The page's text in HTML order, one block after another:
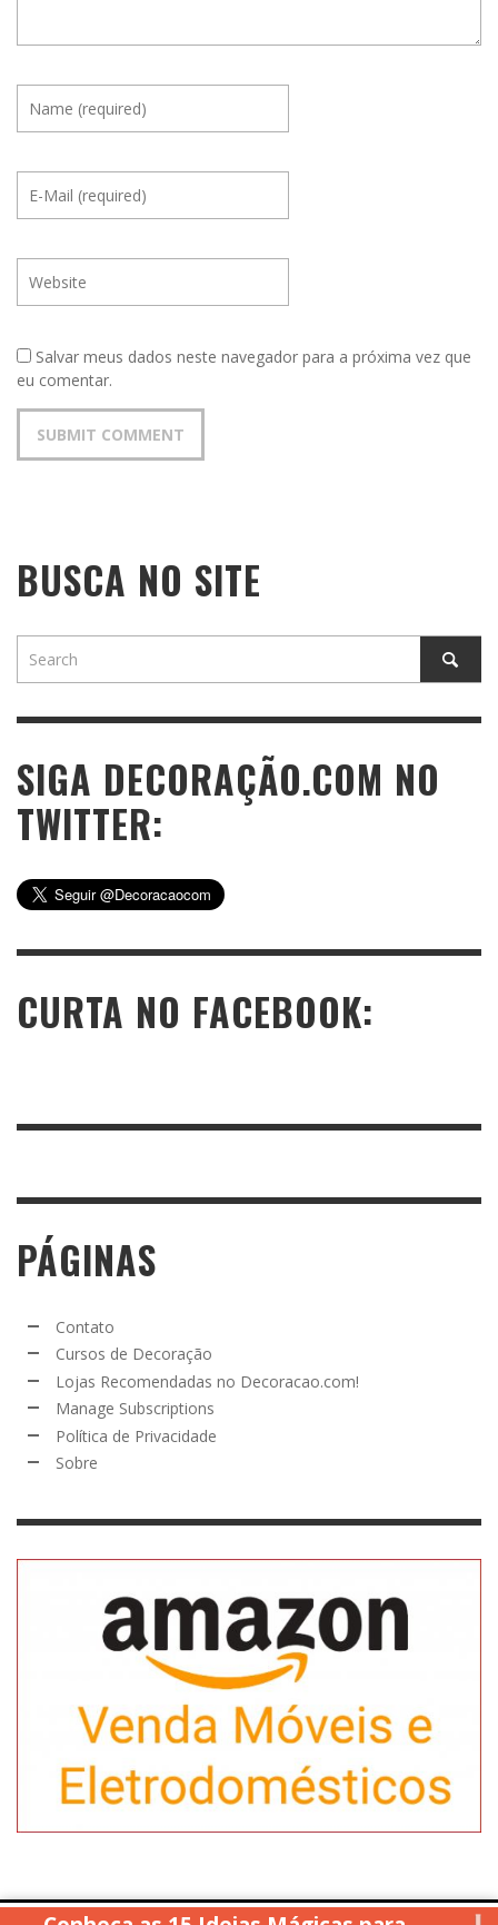
Salvar meus dados neste navegador para a próxima vez que
eu comentar.
BUSCA NO SITE
SIGA DECORAÇÃO.COM NO
TWITTER:
CURTA NO FACEBOOK:
PÁGINAS
Contato
Cursos de Decoração
Lojas Recomendadas no Decoracao.com!
Manage Subscriptions
Política de Privacidade
Sobre